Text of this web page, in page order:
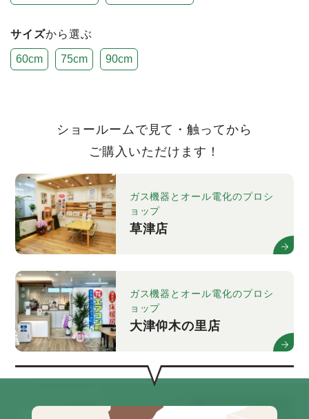
サイズから選ぶ
60cm 75cm 90cm
ショールームで見て・触ってから
ご購入いただけます！
ガス機器とオール電化のプロシ
ョップ
草津店
ガス機器とオール電化のプロシ
ョップ
大津仰木の里店